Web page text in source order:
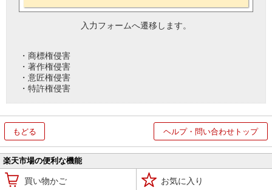
入力フォームへ遷移します。
・商標権侵害
・著作権侵害
・意匠権侵害
・特許権侵害
もどる ヘルプ・問い合わせトップ
楽天市場の便利な機能
買い物かご お気に入り